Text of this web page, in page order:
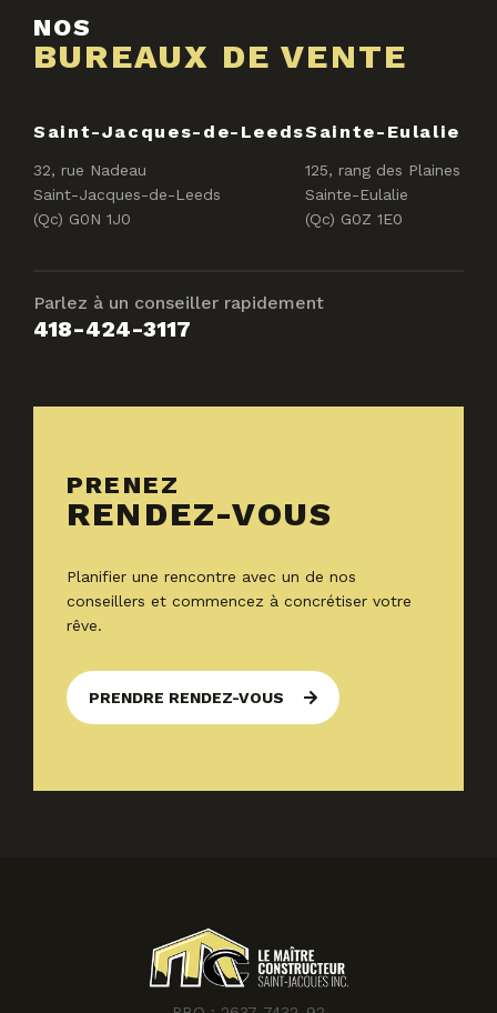
NOS
BUREAUX DE VENTE
Saint-Jacques-de-Leeds
32, rue Nadeau
Saint-Jacques-de-Leeds
(Qc) G0N 1J0
Sainte-Eulalie
125, rang des Plaines
Sainte-Eulalie
(Qc) G0Z 1E0
Parlez à un conseiller rapidement
418-424-3117
PRENEZ
RENDEZ-VOUS
Planifier une rencontre avec un de nos
conseillers et commencez à concrétiser votre
rêve.
PRENDRE RENDEZ-VOUS